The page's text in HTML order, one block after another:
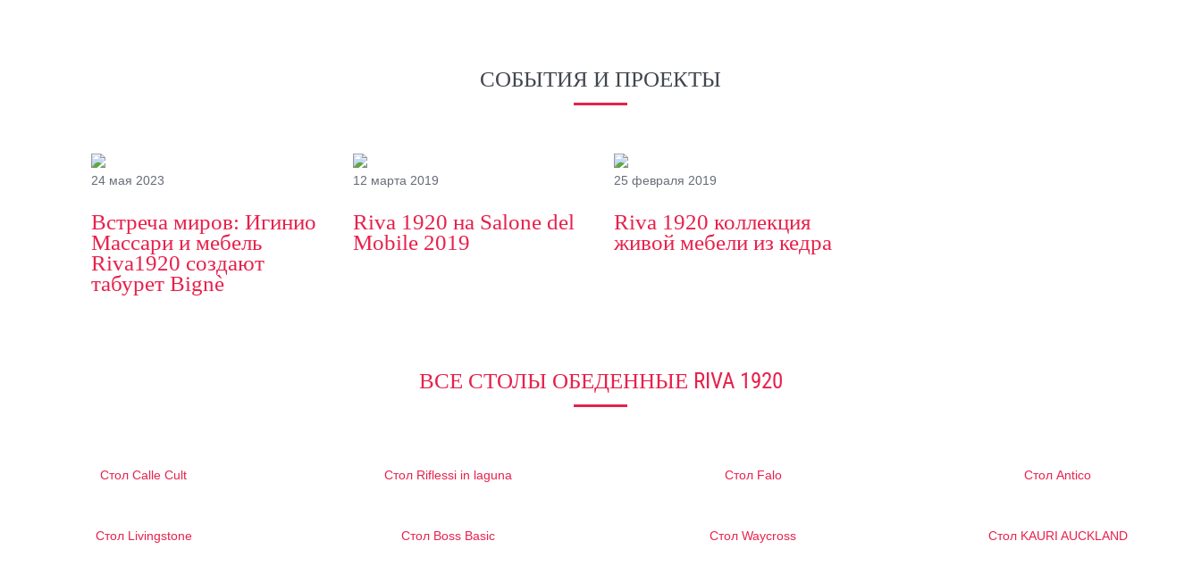
СОБЫТИЯ И ПРОЕКТЫ
24 мая 2023
Встреча миров: Игинио
Массари и мебель
Riva1920 создают
табурет Bignè
12 марта 2019
Riva 1920 на Salone del
Mobile 2019
25 февраля 2019
Riva 1920 коллекция
живой мебели из кедра
ВСЕ СТОЛЫ ОБЕДЕННЫЕ RIVA 1920
Стол Calle Cult Стол Riflessi in laguna Стол Falo Стол Antico
Стол Livingstone Стол Boss Basic Стол Waycross Стол KAURI AUCKLAND